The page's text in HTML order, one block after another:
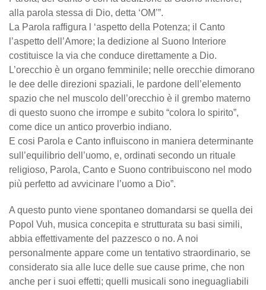
alla parola stessa di Dio, detta ‘OM’”.
La Parola raffigura l ‘aspetto della Potenza; il Canto
l’aspetto dell’Amore; la dedizione al Suono Interiore
costituisce la via che conduce direttamente a Dio.
L’orecchio è un organo femminile; nelle orecchie dimorano
le dee delle direzioni spaziali, le pardone dell’elemento
spazio che nel muscolo dell’orecchio è il grembo materno
di questo suono che irrompe e subito “colora lo spirito”,
come dice un antico proverbio indiano.
E cosi Parola e Canto influiscono in maniera determinante
sull’equilibrio dell’uomo, e, ordinati secondo un rituale
religioso, Parola, Canto e Suono contribuiscono nel modo
più perfetto ad avvicinare l’uomo a Dio”.
A questo punto viene spontaneo domandarsi se quella dei
Popol Vuh, musica concepita e strutturata su basi simili,
abbia effettivamente del pazzesco o no. A noi
personalmente appare come un tentativo straordinario, se
considerato sia alle luce delle sue cause prime, che non
anche per i suoi effetti; quelli musicali sono ineguagliabili